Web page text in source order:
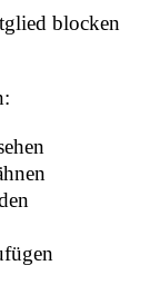
blocken